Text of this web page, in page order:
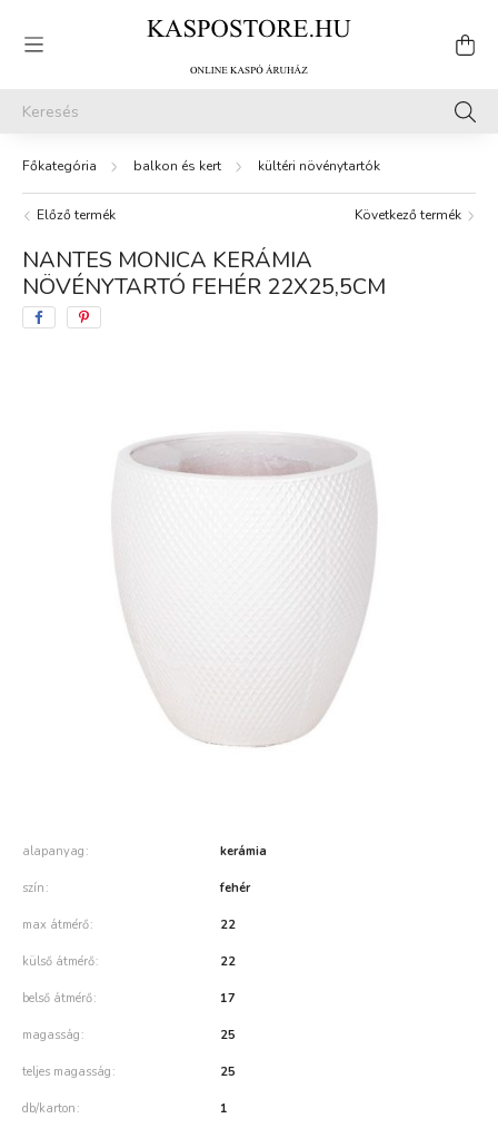
balkon és kert kültéri növénytartók
Előző termék Következő termék
NANTES MONICA KERÁMIA
NÖVÉNYTARTÓ FEHÉR 22X25,5CM
alapanyag kerámia
szín fehér
max átmérő 22
külső átmérő 22
belső átmérő 17
magasság 25
teljes magasság 25
db/karton 1